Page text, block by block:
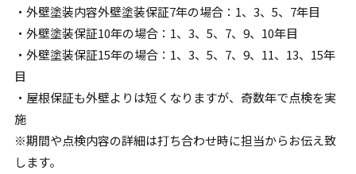
・外壁塗装内容外壁塗装保証7年の場合：1、3、5、7年目
・外壁塗装保証10年の場合：1、3、5、7、9、10年目
・外壁塗装保証15年の場合：1、3、5、7、9、11、13、15年
目
・屋根保証も外壁よりは短くなりますが、奇数年で点検を実
施
※期間や点検内容の詳細は打ち合わせ時に担当からお伝え致
します。